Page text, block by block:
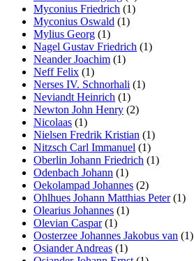
Myconius Friedrich (1)
Myconius Oswald (1)
Mylius Georg (1)
Nagel Gustav Friedrich (1)
Neander Joachim (1)
Neff Felix (1)
Nerses IV. Schnorhali (1)
Neviandt Heinrich (1)
Newton John Henry (2)
Nicolaas (1)
Nielsen Fredrik Kristian (1)
Nitzsch Carl Immanuel (1)
Oberlin Johann Friedrich (1)
Odenbach Johann (1)
Oekolampad Johannes (2)
Ohlhues Johann Matthias Peter(1)
Olearius Johannes (1)
Olevian Caspar(1)
Oosterzee Johannes Jakobus van (1)
Osiander Andreas (1)